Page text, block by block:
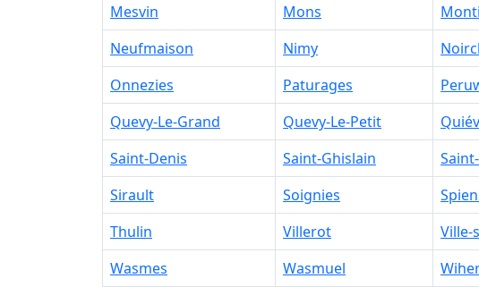
Mesvin
Mons
Neufmaison
Nimy
Onnezies
Paturages
Quevy-Le-Grand
Quevy-Le-Petit
Saint-Denis
Saint-Ghislain
Sirault
Soignies
Thulin
Villerot Ville-
Wasmes
Wasmuel